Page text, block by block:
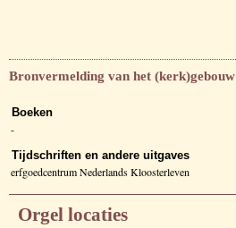
Bronvermelding van het (kerk)gebouw
Boeken
-
Tijdschriften en andere uitgaves
erfgoedcentrum Nederlands Kloosterleven
Orgel locaties